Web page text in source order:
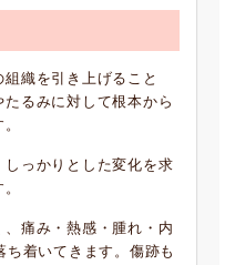
織を引き上げること
るみに対して根本から
っかりとした変化を求
痛み・熱感・腫れ・内
着いてきます。傷跡も